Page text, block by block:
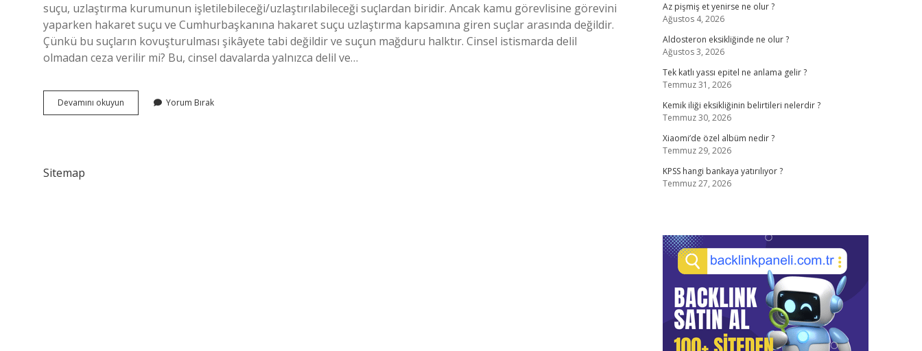
suçu, uzlaştırma kurumunun işletilebileceği/uzlaştırılabileceği suçlardan biridir. Ancak kamu görevlisine görevini
yaparken hakaret suçu ve Cumhurbaşkanına hakaret suçu uzlaştırma kapsamına giren suçlar arasında değildir.
Çünkü bu suçların kovuşturulması şikâyete tabi değildir ve suçun mağduru halktır. Cinsel istismarda delil
olmadan ceza verilir mi? Bu, cinsel davalarda yalnızca delil ve…
Devamını okuyun
Tacizde
Yorum Bırak
Sitemap
Az pişmiş et yenirse ne olur ?
Ağustos 4, 2026
Aldosteron eksikliğinde ne olur ?
Ağustos 3, 2026
Tek katlı yassı epitel ne anlama gelir ?
Temmuz 31, 2026
Kemik iliği eksikliğinin belirtileri nelerdir ?
Temmuz 30, 2026
Xiaomi’de özel albüm nedir ?
Temmuz 29, 2026
KPSS hangi bankaya yatırılıyor ?
Temmuz 27, 2026